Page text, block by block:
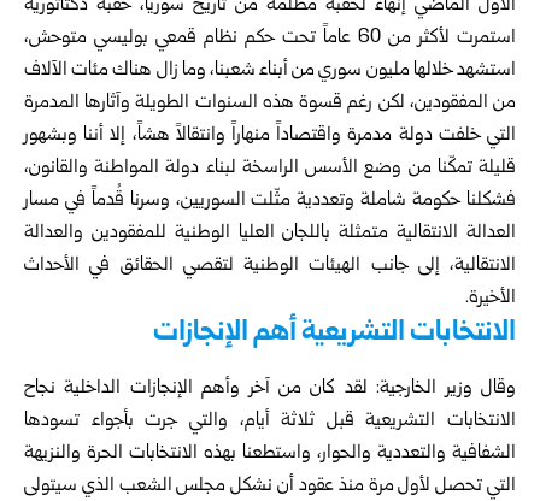
الأول الماضي إنهاء لحقبة مظلمة من تاريخ سوريا، حقبة دكتاتورية
استمرت لأكثر من 60 عاماً تحت حكم نظام قمعي بوليسي متوحش،
استشهد خلالها مليون سوري من أبناء شعبنا، وما زال هناك مئات الآلاف
من المفقودين، لكن رغم قسوة هذه السنوات الطويلة وآثارها المدمرة
التي خلفت دولة مدمرة واقتصاداً منهاراً وانتقالاً هشاً، إلا أننا وبشهور
قليلة تمكّنا من وضع الأسس الراسخة لبناء دولة المواطنة والقانون،
فشكلنا حكومة شاملة وتعددية مثّلت السوريين، وسرنا قُدماً في مسار
العدالة الانتقالية متمثلة باللجان العليا الوطنية للمفقودين والعدالة
الانتقالية، إلى جانب الهيئات الوطنية لتقصي الحقائق في الأحداث
الأخيرة.
الانتخابات التشريعية أهم الإنجازات
وقال وزير الخارجية: لقد كان من آخر وأهم الإنجازات الداخلية نجاح
الانتخابات التشريعية قبل ثلاثة أيام، والتي جرت بأجواء تسودها
الشفافية والتعددية والحوار، واستطعنا بهذه الانتخابات الحرة والنزيهة
التي تحصل لأول مرة منذ عقود أن نشكل مجلس الشعب الذي سيتولى